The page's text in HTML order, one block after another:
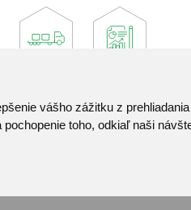
vášho zážitku z
toho, odkiaľ naši